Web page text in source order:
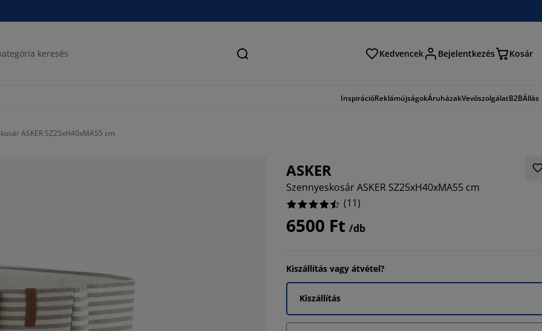
Keresés Kedvencek Bejelentkezés Kosár
InspirációReklámújságokÁruházakVevőszolgálatB2BÁllás
ASKER SZ25xH40xMA55 cm
ASKER
Szennyeskosár ASKER SZ25xH40xMA55 cm
(11)
6500 Ft /db
Kiszállítás vagy átvétel?
Kiszállítás
9.090909090909092%